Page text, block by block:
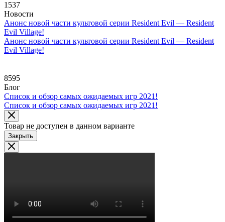
1537
Новости
Анонс новой части культовой серии Resident Evil — Resident
Evil Village!
Анонс новой части культовой серии Resident Evil — Resident
Evil Village!
8595
Блог
Список и обзор самых ожидаемых игр 2021!
Список и обзор самых ожидаемых игр 2021!
Товар не доступен в данном варианте
Закрыть